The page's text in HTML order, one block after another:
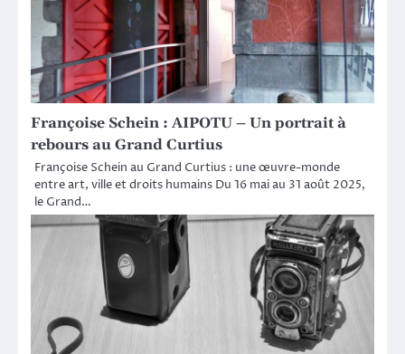
Françoise Schein : AIPOTU – Un portrait à
rebours au Grand Curtius
Françoise Schein au Grand Curtius : une œuvre-monde
entre art, ville et droits humains Du 16 mai au 31 août 2025,
le Grand…